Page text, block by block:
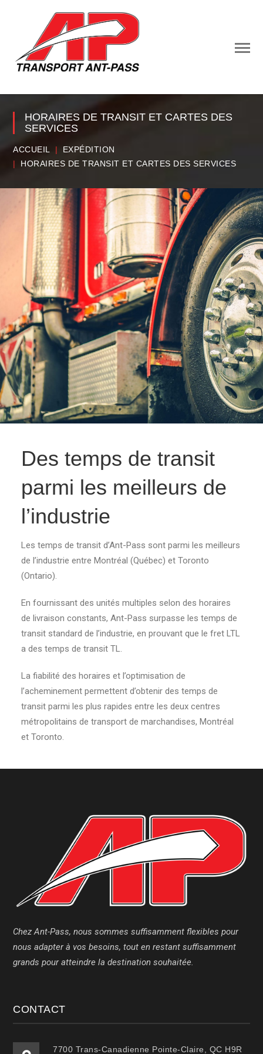
HORAIRES DE TRANSIT ET CARTES DES
SERVICES
ACCUEIL
EXPÉDITION
HORAIRES DE TRANSIT ET CARTES DES SERVICES
Des temps de transit
parmi les meilleurs de
l’industrie
Les temps de transit d’Ant-Pass sont parmi les meilleurs
de l’industrie entre Montréal (Québec) et Toronto
(Ontario).
En fournissant des unités multiples selon des horaires
de livraison constants, Ant-Pass surpasse les temps de
transit standard de l’industrie, en prouvant que le fret LTL
a des temps de transit TL.
La fiabilité des horaires et l’optimisation de
l’acheminement permettent d’obtenir des temps de
transit parmi les plus rapides entre les deux centres
métropolitains de transport de marchandises, Montréal
et Toronto.
Chez Ant-Pass, nous sommes suffisamment flexibles pour
nous adapter à vos besoins, tout en restant suffisamment
grands pour atteindre la destination souhaitée.
CONTACT
7700 Trans-Canadienne Pointe-Claire, QC H9R